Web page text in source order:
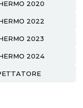
2020
2022
2023
2024